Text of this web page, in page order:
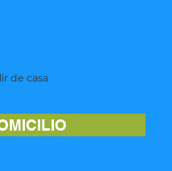
de casa